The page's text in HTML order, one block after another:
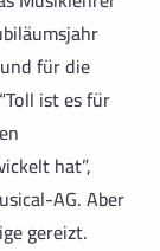
für die
ist es für
hat”,
AG. Aber
gereizt.